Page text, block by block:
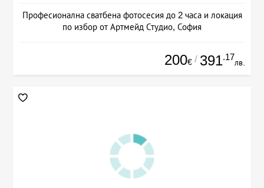
Професионална сватбена фотосесия до 2 часа и локация
по избор от Артмейд Студио, София
200€ / 391.17
лв.